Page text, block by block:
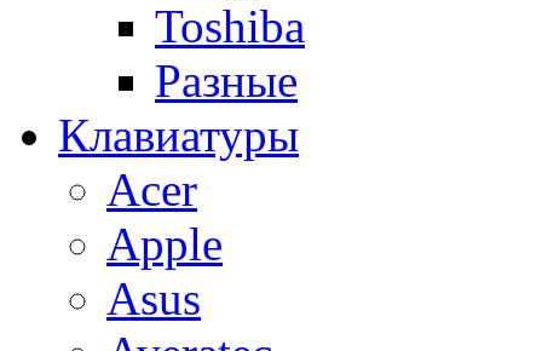
Toshiba
Разные
Клавиатуры
Acer
Apple
Asus